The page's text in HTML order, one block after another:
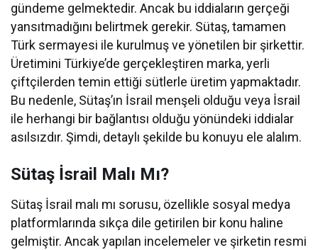
gündeme gelmektedir. Ancak bu iddiaların gerçeği
yansıtmadığını belirtmek gerekir. Sütaş, tamamen
Türk sermayesi ile kurulmuş ve yönetilen bir şirkettir.
Üretimini Türkiye’de gerçekleştiren marka, yerli
çiftçilerden temin ettiği sütlerle üretim yapmaktadır.
Bu nedenle, Sütaş’ın İsrail menşeli olduğu veya İsrail
ile herhangi bir bağlantısı olduğu yönündeki iddialar
asılsızdır. Şimdi, detaylı şekilde bu konuyu ele alalım.
Sütaş İsrail Malı Mı?
Sütaş İsrail malı mı sorusu, özellikle sosyal medya
platformlarında sıkça dile getirilen bir konu haline
gelmiştir. Ancak yapılan incelemeler ve şirketin resmi